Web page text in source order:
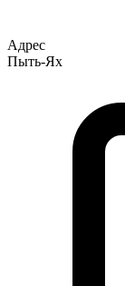
Адрес
Пыть-Ях